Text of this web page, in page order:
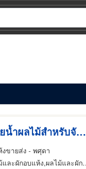
ผู้ผลิตจำหน่ายน้ำผลไม้สำหรับจัดเลี้ยง น้ำผลไม้โรงแรม ร้านอาหาร ร้านกาแฟ คาเฟ่จัดเบรค Coffee Break
ขายส่ง - พศุดา
กอบแห้ง,ผลไม้และผักอบแห้ง,ผลไม้และผักอบแห้ง